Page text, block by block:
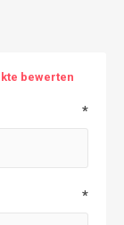
bewerten
*
*